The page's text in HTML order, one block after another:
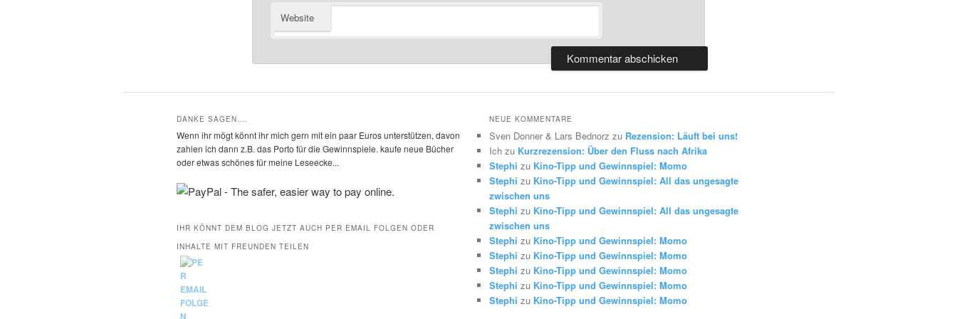
Website
DANKE SAGEN….
Wenn ihr mögt könnt ihr mich gern mit ein paar Euros unterstützen, davon
zahlen ich dann z.B. das Porto für die Gewinnspiele. kaufe neue Bücher
oder etwas schönes für meine Leseecke...
IHR KÖNNT DEM BLOG JETZT AUCH PER EMAIL FOLGEN ODER
INHALTE MIT FREUNDEN TEILEN
NEUE KOMMENTARE
Sven Donner & Lars Bednorz zu Rezension: Läuft bei uns!
Ich zu Kurzrezension: Über den Fluss nach Afrika
Stephi zu Kino-Tipp und Gewinnspiel: Momo
Stephi zu Kino-Tipp und Gewinnspiel: All das ungesagte
zwischen uns
Stephi zu Kino-Tipp und Gewinnspiel: All das ungesagte
zwischen uns
Stephi zu Kino-Tipp und Gewinnspiel: Momo
Stephi zu Kino-Tipp und Gewinnspiel: Momo
Stephi zu Kino-Tipp und Gewinnspiel: Momo
Stephi zu Kino-Tipp und Gewinnspiel: Momo
Stephi zu Kino-Tipp und Gewinnspiel: Momo